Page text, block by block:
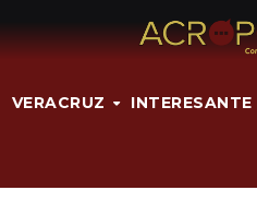
VERACRUZ INTERESANTE